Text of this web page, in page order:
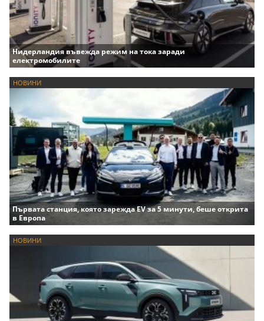
Нидерландия въвежда режим на тока заради
електромобилите
НОВИНИ
Първата станция, която зарежда EV за 5 минути, беше открита
в Европа
НОВИНИ